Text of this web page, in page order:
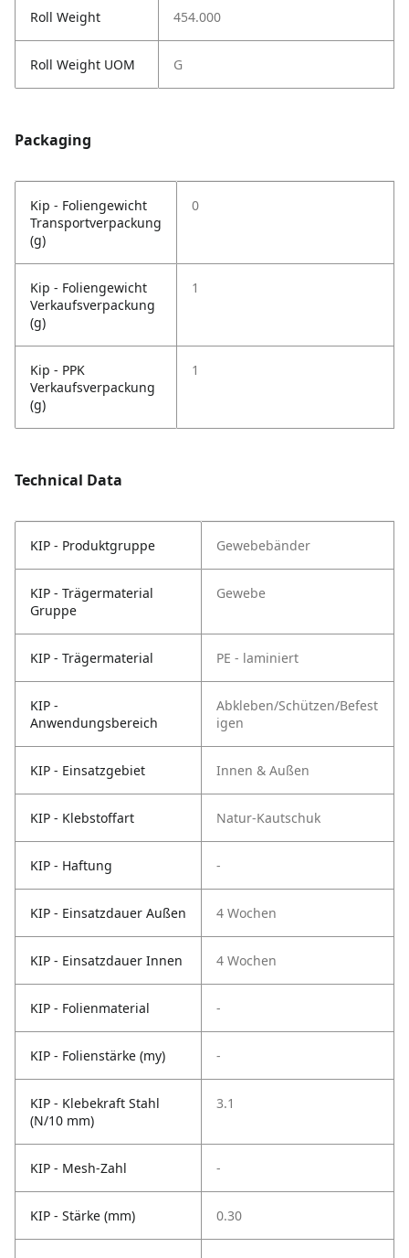
Roll Weight 454.000
Roll Weight UOM G
Packaging
Kip - Foliengewicht
Transportverpackung
(g)
0
Kip - Foliengewicht
Verkaufsverpackung
(g)
1
Kip - PPK
Verkaufsverpackung
(g)
1
Technical Data
KIP - Produktgruppe Gewebebänder
KIP - Trägermaterial
Gruppe
Gewebe
KIP - Trägermaterial PE - laminiert
KIP -
Anwendungsbereich
Abkleben/Schützen/Befest
igen
KIP - Einsatzgebiet Innen & Außen
KIP - Klebstoffart Natur-Kautschuk
KIP - Haftung -
KIP - Einsatzdauer Außen 4 Wochen
KIP - Einsatzdauer Innen 4 Wochen
KIP - Folienmaterial -
KIP - Folienstärke (my) -
KIP - Klebekraft Stahl
(N/10 mm)
3.1
KIP - Mesh-Zahl -
KIP - Stärke (mm) 0.30